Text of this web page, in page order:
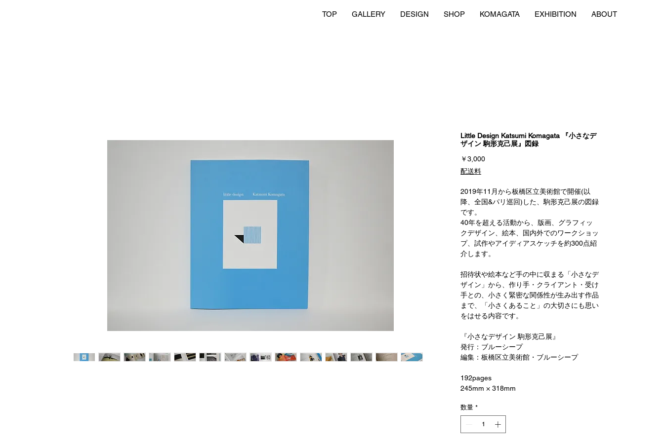
TOP GALLERY DESIGN SHOP KOMAGATA EXHIBITION ABOUT
Little Design Katsumi Komagata 『小さなデ
ザイン 駒形克己展』図録
￥3,000価
配送料
2019年11月から板橋区立美術館で開催(以
降、全国&パリ巡回)した、駒形克己展の図録
です。
40年を超える活動から、版画、グラフィッ
クデザイン、絵本、国内外でのワークショッ
プ、試作やアイディアスケッチを約300点紹
介します。
招待状や絵本など手の中に収まる「小さなデ
ザイン」から、作り手・クライアント・受け
手との、小さく緊密な関係性が生み出す作品
まで、「小さくあること」の大切さにも思い
をはせる内容です。
『小さなデザイン 駒形克己展』
発行：ブルーシープ
編集：板橋区立美術館・ブルーシープ
192pages
245mm × 318mm
数量 *